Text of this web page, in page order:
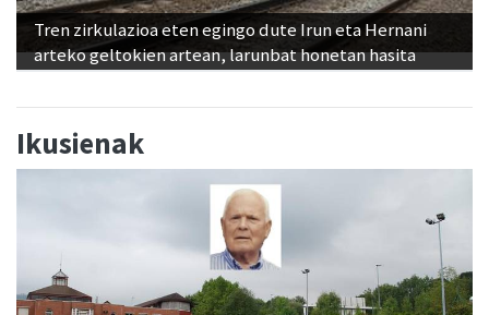
Tren zirkulazioa eten egingo dute Irun eta Hernani
arteko geltokien artean, larunbat honetan hasita
Ikusienak